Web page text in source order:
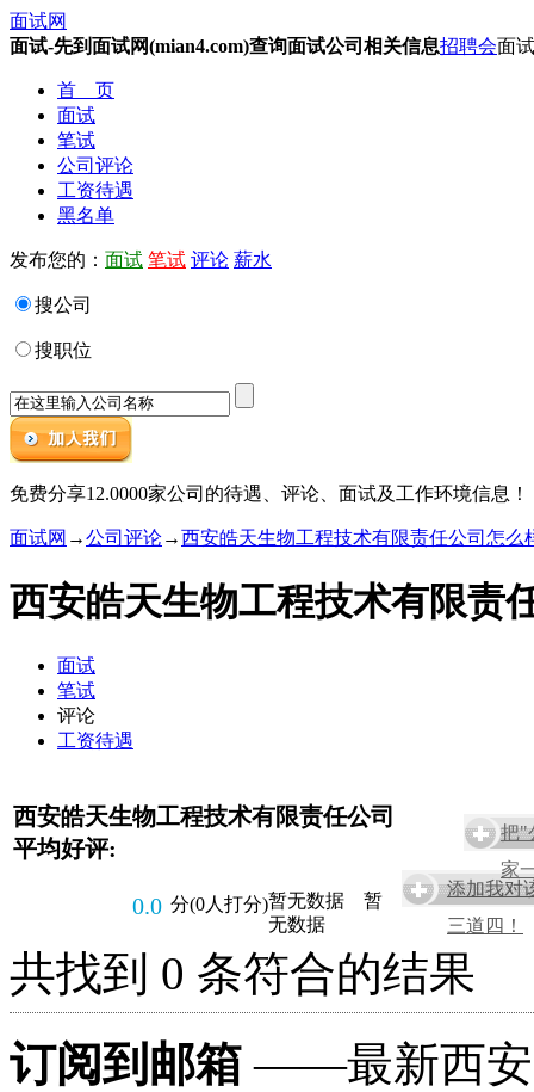
面试网
面试-先到面试网(mian4.com)查询面试公司相关信息招聘会面
首 页
面试
笔试
公司评论
工资待遇
黑名单
发布您的： 面试 笔试 评论 薪水
搜公司
搜职位
免费分享12.0000家公司的待遇、评论、面试及工作环境信息！
面试网 →公司评论→西安皓天生物工程技术有限责任公司怎么
西安皓天生物工程技术有限责
面试
笔试
评论
工资待遇
西安皓天生物工程技术有限责任公司
平均好评:
0.0 分(0人打分)暂无数据
暂
无数据
把"
家
添加我对
三道四！
共找到 0 条符合的结果
订阅到邮箱 ——最新西安